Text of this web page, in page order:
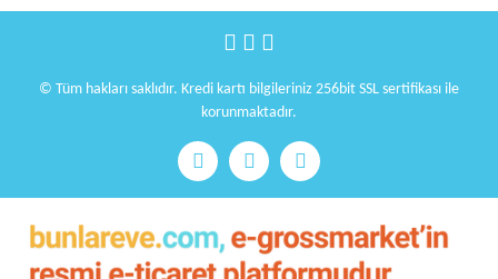
© Tüm hakları saklıdır. Kredi kartı bilgileriniz 256bit SSL sertifikası ile
korunmaktadır.